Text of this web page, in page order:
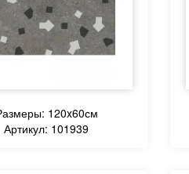
120x60см
Артикул: 101939